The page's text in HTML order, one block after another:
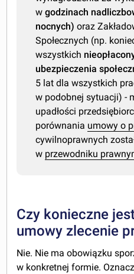
wgodzinach
nocnych) oraz
Społecznych (np.
wszystkich
ubezpieczenia
5 lat dla wszystkich
w podobnej sytuacji) -
upadłości
porównania umowy o
cywilnoprawnych
w przewodniku
Czy konieczne
umowy zlecenie
Nie. Nie ma obowiązku
w konkretnej formie.